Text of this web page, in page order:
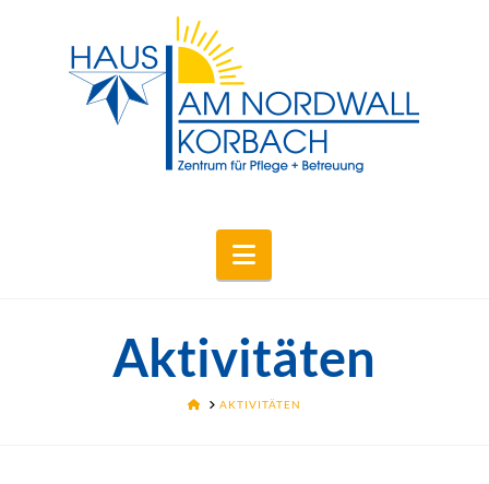
Navigation
Aktivitäten
HOMEAKTIVITÄTEN